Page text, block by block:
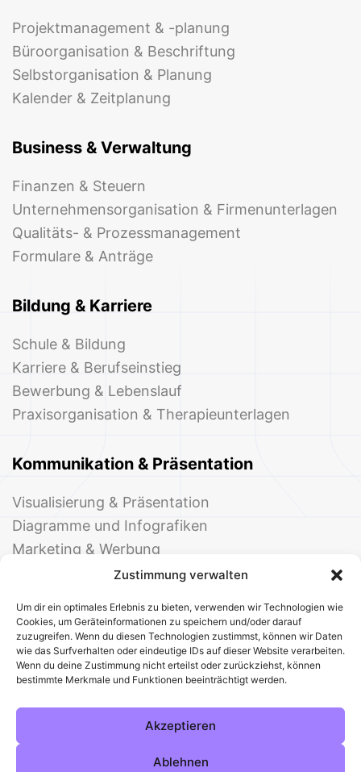
Zustimmung verwalten
Um dir ein optimales Erlebnis zu bieten, verwenden wir Technologien wie
Cookies, um Geräteinformationen zu speichern und/oder darauf
zuzugreifen. Wenn du diesen Technologien zustimmst, können wir Daten
wie das Surfverhalten oder eindeutige IDs auf dieser Website verarbeiten.
Wenn du deine Zustimmung nicht erteilst oder zurückziehst, können
bestimmte Merkmale und Funktionen beeinträchtigt werden.
Akzeptieren
Ablehnen
Projektmanagement & -planung
Büroorganisation & Beschriftung
Selbstorganisation & Planung
Kalender & Zeitplanung
Business & Verwaltung
Finanzen & Steuern
Unternehmensorganisation & Firmenunterlagen
Qualitäts- & Prozessmanagement
Formulare & Anträge
Bildung & Karriere
Schule & Bildung
Karriere & Berufseinstieg
Bewerbung & Lebenslauf
Praxisorganisation & Therapieunterlagen
Kommunikation & Präsentation
Visualisierung & Präsentation
Diagramme und Infografiken
Marketing & Werbung
Events & Einladungen
© 2025 Deine Welt der Office-Vorlagen
Alle VorlagenÜber unsKontakt
DatenschutzCookies